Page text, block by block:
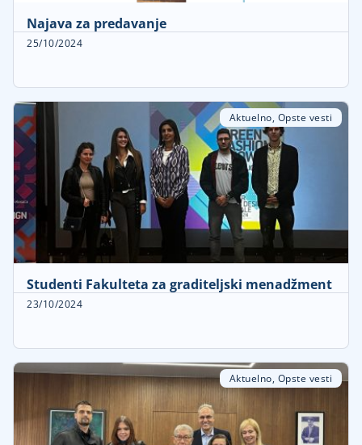
Najava za predavanje
25/10/2024
Aktuelno, Opste vesti
Studenti Fakulteta za graditeljski menadžment
23/10/2024
Aktuelno, Opste vesti